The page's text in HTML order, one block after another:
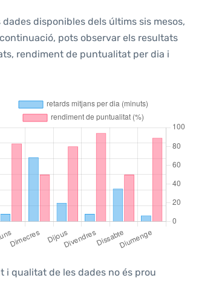
dades disponibles dels últims sis mesos,
pots observar els resultats
rendiment de puntualitat per dia i
i qualitat de les dades no és prou